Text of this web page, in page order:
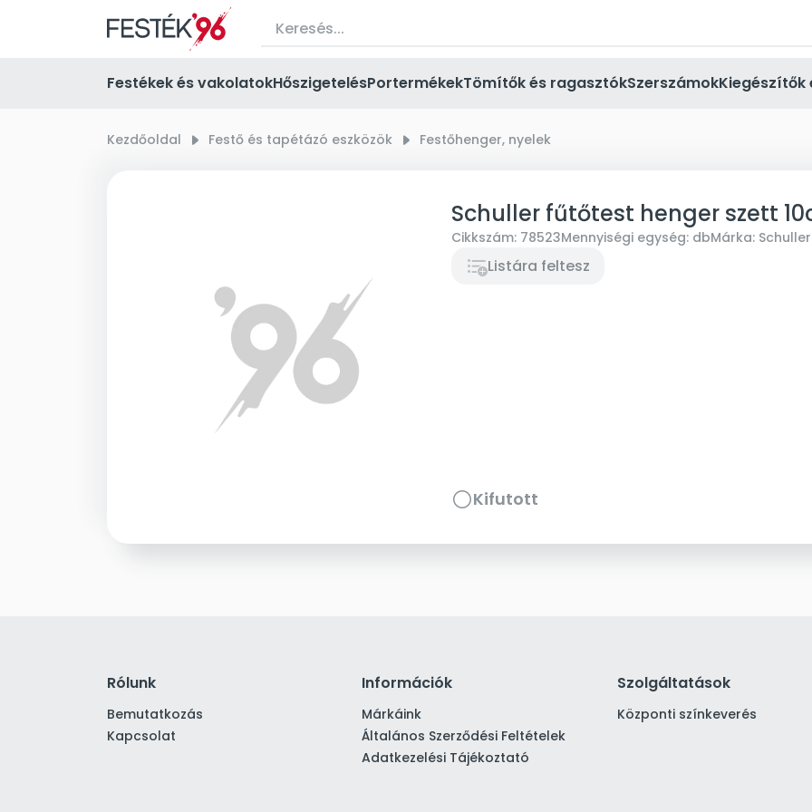
Festékek és vakolatokHőszigetelésPortermékekTömítők és ragasztókSzerszámok
Kezdőoldal right_small Festő és tapétázó eszközök right_small Festőhenger, nyelek
Schuller fűtőtest henger szett
Cikkszám: 78523Mennyiségi egység: dbMárka: Schuller
Listára feltesz
Kifutott
Rólunk
Bemutatkozás
Kapcsolat
Információk
Márkáink
Általános Szerződési Feltételek
Adatkezelési Tájékoztató
Szolgáltatások
Központi színkeverés